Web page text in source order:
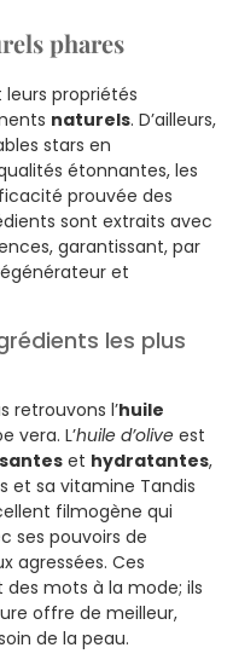
phares
leurs propriétés
naturels. D’ailleurs,
stars en
étonnantes, les
prouvée des
sont extraits avec
garantissant, par
et
les plus
retrouvons l’huile
vera. L’huile d’olive est
et hydratantes,
et sa vitamine Tandis
filmogène qui
ses pouvoirs de
agressées. Ces
mots à la mode; ils
offre de meilleur,
de la peau.